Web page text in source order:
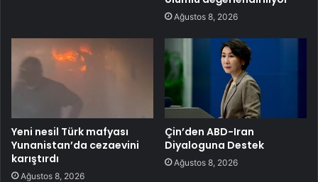
Ağustos 8, 2026
Yeni nesil Türk mafyası
Yunanistan’da cezaevini
karıştırdı
Ağustos 8, 2026
Çin’den ABD-Iran
Diyaloguna Destek
Ağustos 8, 2026